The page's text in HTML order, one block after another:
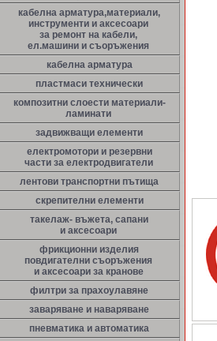
кабелна арматура,материали,
инструменти и аксесоари
за ремонт на кабели,
ел.машини и съоръжения
кабелна арматура
пластмаси технически
композитни слоести материали-
ламинати
задвижващи елементи
електромотори и резервни
части за електродвигатели
лентови транспортни пътища
скрепителни елементи
такелаж- въжета, сапани
и аксесоари
фрикционни изделия
повдигателни съоръжения
и аксесоари за кранове
филтри за прахоулавяне
заваряване и наваряване
пневматика и автоматика